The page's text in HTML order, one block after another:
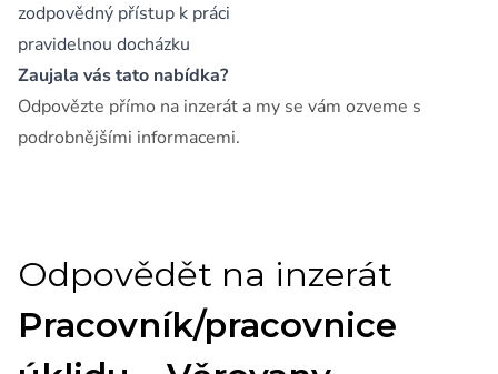
zodpovědný přístup k práci
pravidelnou docházku
Zaujala vás tato nabídka?
Odpovězte přímo na inzerát a my se vám ozveme s
podrobnějšími informacemi.